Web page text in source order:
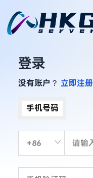
登录
没有账户？ 立即注册
手机号码